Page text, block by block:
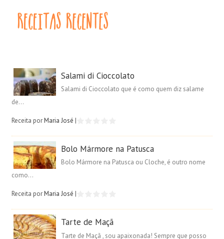
Salami di Cioccolato
Salami di Cioccolato que é como quem diz salame
de...
Receita porMaria José |
Bolo Mármore na Patusca
Bolo Mármore na Patusca ou Cloche, é outro nome
como...
Receita porMaria José |
Tarte de Maçã
Tarte de Maçã , sou apaixonada! Sempre que posso